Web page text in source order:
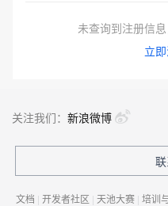
未查询到注册信
立
关注我们： 新浪微博
文档 | 开发者社区 | 天池大赛 | 培训